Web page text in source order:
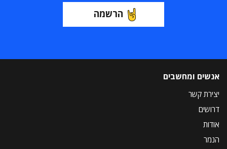
הרשמה
אנשים ומחשבים
יצירת קשר
דרושים
אודות
הנמר